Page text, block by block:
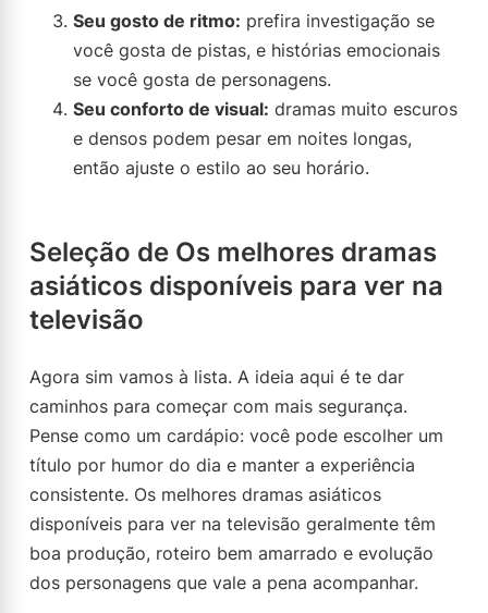
Seu gosto de ritmo: prefira investigação se
você gosta de pistas, e histórias emocionais
se você gosta de personagens.
Seu conforto de visual: dramas muito escuros
e densos podem pesar em noites longas,
então ajuste o estilo ao seu horário.
Seleção de Os melhores dramas
asiáticos disponíveis para ver na
televisão
Agora sim vamos à lista. A ideia aqui é te dar
caminhos para começar com mais segurança.
Pense como um cardápio: você pode escolher um
título por humor do dia e manter a experiência
consistente. Os melhores dramas asiáticos
disponíveis para ver na televisão geralmente têm
boa produção, roteiro bem amarrado e evolução
dos personagens que vale a pena acompanhar.